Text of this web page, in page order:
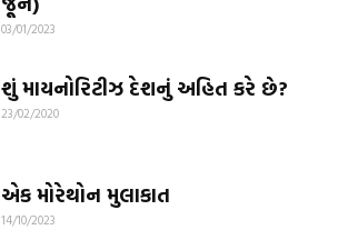
03/01/2023
શું માયનોરિટીઝ દેશનું અહિત કરે છે?
23/02/2020
એક મોરેથોન મુલાકાત
14/10/2023